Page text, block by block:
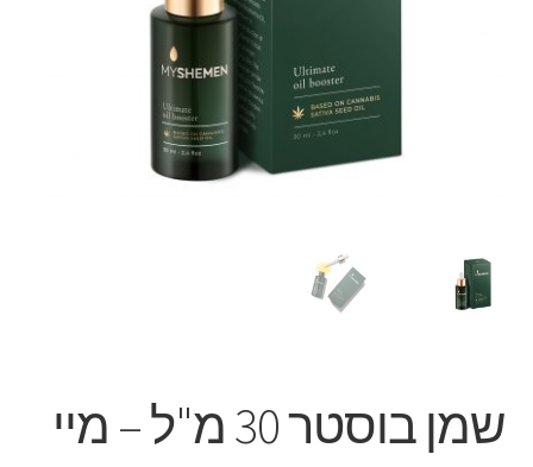
שמן בוסטר 30 מ"ל – מיי